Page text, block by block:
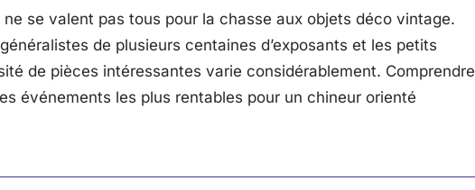
se valent pas tous pour la chasse aux objets déco vintage.
de plusieurs centaines d’exposants et les petits
de pièces intéressantes varie considérablement. Comprendre
événements les plus rentables pour un chineur orienté